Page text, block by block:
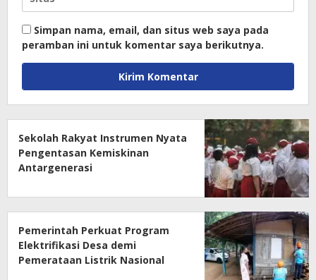
Simpan nama, email, dan situs web saya pada
peramban ini untuk komentar saya berikutnya.
Sekolah Rakyat Instrumen Nyata
Pengentasan Kemiskinan
Antargenerasi
Pemerintah Perkuat Program
Elektrifikasi Desa demi
Pemerataan Listrik Nasional